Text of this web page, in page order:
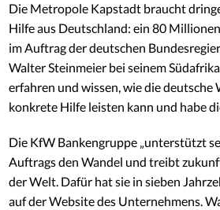
Die Metropole Kapstadt braucht
Hilfe aus Deutschland: ein 80
im Auftrag der deutschen
Walter Steinmeier bei seinem
erfahren und wissen, wie die
konkrete Hilfe leisten kann und habe
Die KfW Bankengruppe „unterstützt
Auftrags den Wandel und treibt
der Welt. Dafür hat sie in sieben
auf der Website des Unternehmens.